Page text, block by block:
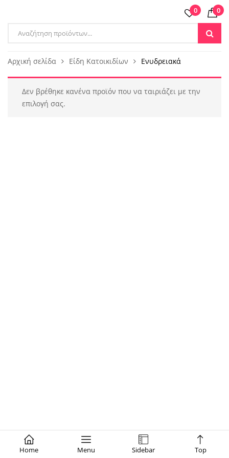
Products
0 0
Home Menu Sidebar Top
Αρχική σελίδα Είδη Κατοικιδίων Ενυδρειακά
Δεν βρέθηκε κανένα προϊόν που να ταιριάζει με την
επιλογή σας.